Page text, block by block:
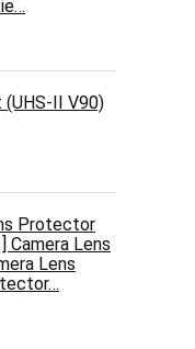
(UHS-II V90)
Protector
Camera Lens
Lens